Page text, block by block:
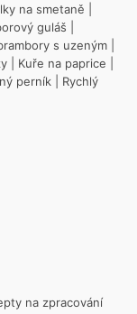
na smetaně
guláš
s uzeným
Kuře na paprice
perník
Rychlý
na zpracování